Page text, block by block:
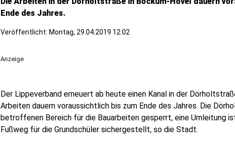
Ende des Jahres.
Veröffentlicht: Montag, 29.04.2019 12:02
Anzeige
Der Lippeverband erneuert ab heute einen Kanal in der
Arbeiten dauern voraussichtlich bis zum Ende des Jahres. Die
betroffenen Bereich für die Bauarbeiten gesperrt, eine Umleitung
Fußweg für die Grundschüler sichergestellt, so die Stadt.